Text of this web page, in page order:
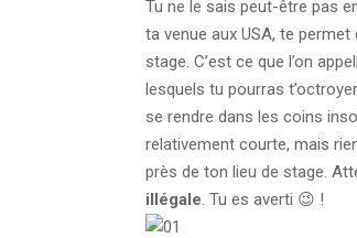
Tu ne le sais peut-être pas
ta venue aux USA, te
stage. C’est ce que l’on
lesquels tu pourras
se rendre dans les coins
relativement courte, mais
près de ton lieu de stage.
illégale . Tu es averti 😉 !